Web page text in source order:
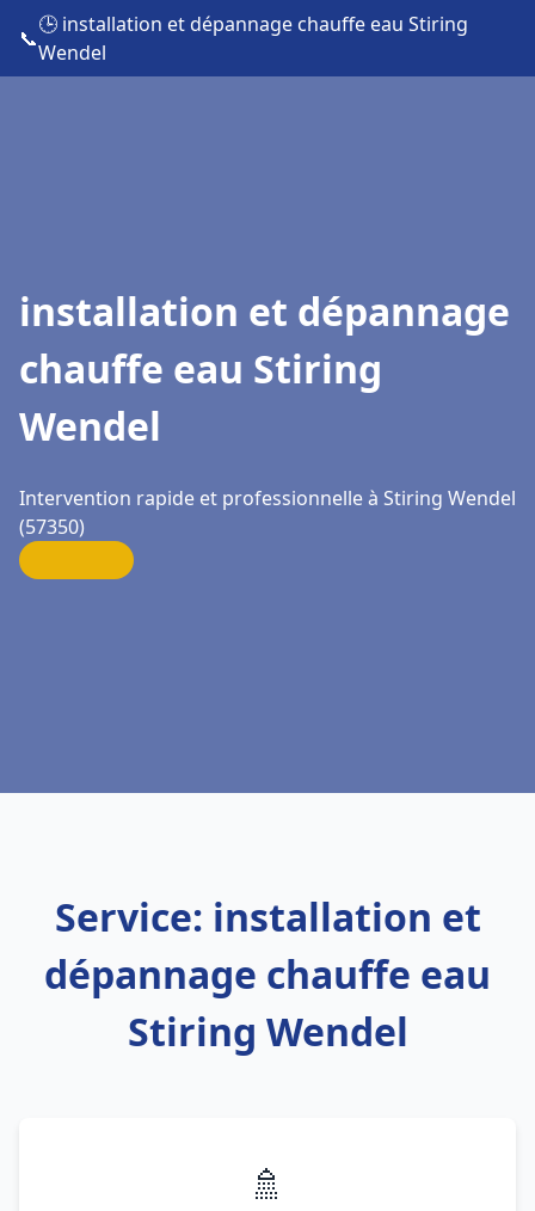
📞
🕒 installation et dépannage chauffe eau Stiring
Wendel
installation et dépannage
chauffe eau Stiring
Wendel
Intervention rapide et professionnelle à Stiring Wendel
(57350)
Service: installation et
dépannage chauffe eau
Stiring Wendel
🚿